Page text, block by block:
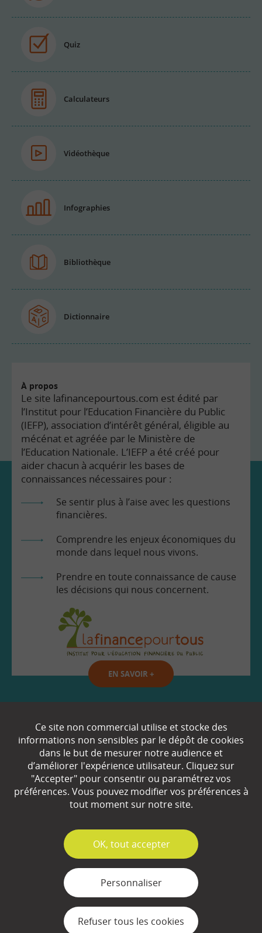
Quiz
Calculateurs
Vidéothèque
Infographies
Bibliothèque
Dictionnaire
À propos
Le site lafinancepourtous.com est édité par
l’Institut pour l’Education Financière du Public
(IEFP), association d’intérêt général, éligible au
mécénat et agréée par le Ministère de
l’Education Nationale. L’IEFP a été créé pour
aider chacun à acquérir les bases de
connaissances nécessaires pour :
Se sentir plus à l’aise avec les questions
financières.
Comprendre les enjeux économiques du
monde dans lequel nous vivons.
Prendre en toute connaissance de cause
les décisions qui nous concernent.
EN SAVOIR +
Partenaires
Espace Presse
Plan du site
Mentions légales
Ce site non commercial utilise et stocke des
informations non sensibles par le dépôt de cookies
dans le but de mesurer notre audience et
d’améliorer l'expérience utilisateur. Cliquez sur
"Accepter" pour consentir ou paramétrez vos
préférences. Vous pouvez modifier vos préférences à
tout moment sur notre site.
✓
OK, tout accepter
Personnaliser
Refuser tous les cookies